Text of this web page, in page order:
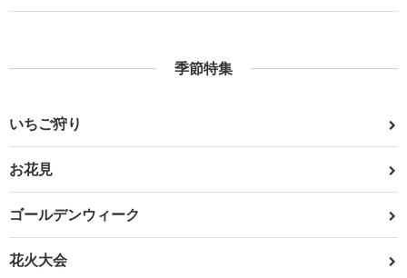
季節特集
いちご狩り
お花見
ゴールデンウィーク
花火大会